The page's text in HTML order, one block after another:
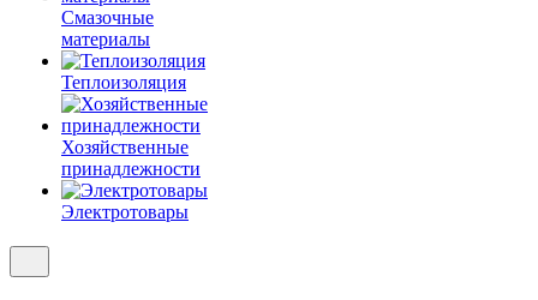
Смазочные
материалы
Теплоизоляция
Хозяйственные
принадлежности
Электротовары